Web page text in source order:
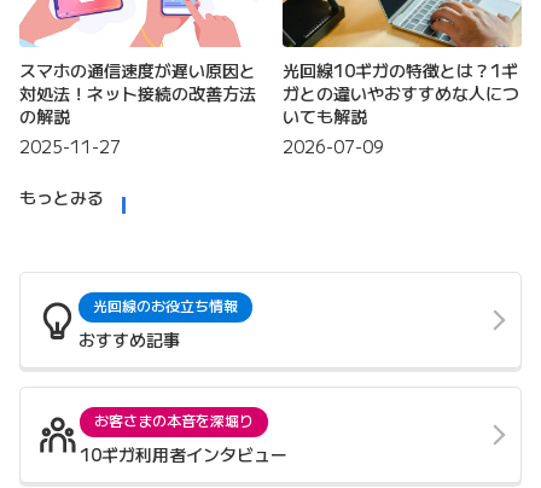
スマホの通信速度が遅い原因と
対処法！ネット接続の改善方法
の解説
2025-11-27
光回線10ギガの特徴とは？1ギ
ガとの違いやおすすめな人につ
いても解説
2026-07-09
もっとみる
光回線のお役立ち情報
おすすめ記事
お客さまの本音を深堀り
10ギガ利用者インタビュー